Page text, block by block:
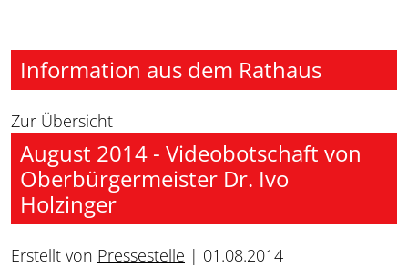
Information aus dem Rathaus
Zur Übersicht
August 2014 - Videobotschaft von
Oberbürgermeister Dr. Ivo
Holzinger
Erstellt von Pressestelle | 01.08.2014